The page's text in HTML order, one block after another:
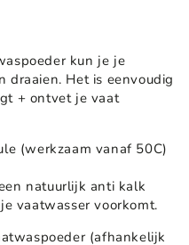
kun je je
draaien. Het is eenvoudig
+ ontvet je vaat
(werkzaam vanaf 50C)
natuurlijk anti kalk
vaatwasser voorkomt.
(afhankelijk